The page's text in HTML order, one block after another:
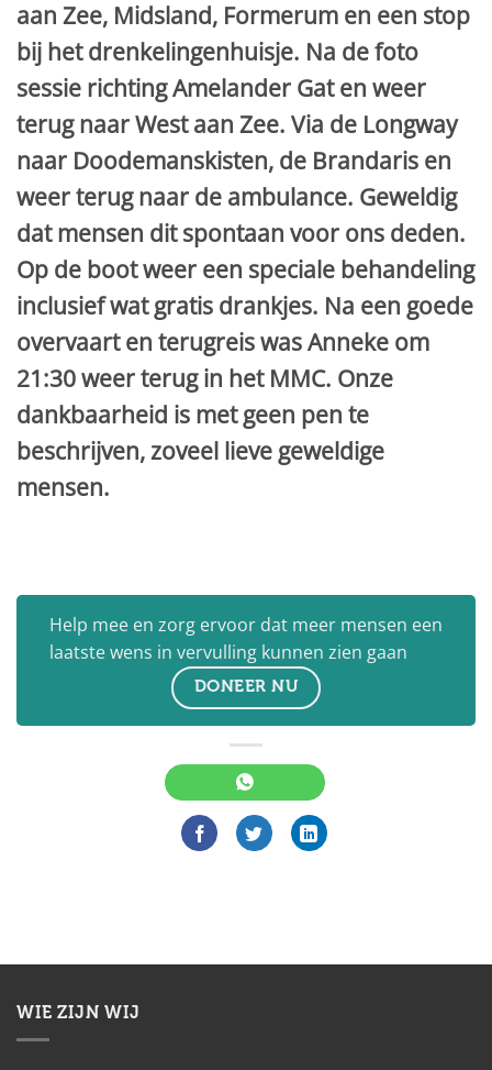
aan Zee, Midsland, Formerum en een stop
bij het drenkelingenhuisje. Na de foto
sessie richting Amelander Gat en weer
terug naar West aan Zee. Via de Longway
naar Doodemanskisten, de Brandaris en
weer terug naar de ambulance. Geweldig
dat mensen dit spontaan voor ons deden.
Op de boot weer een speciale behandeling
inclusief wat gratis drankjes. Na een goede
overvaart en terugreis was Anneke om
21:30 weer terug in het MMC. Onze
dankbaarheid is met geen pen te
beschrijven, zoveel lieve geweldige
mensen.
Help mee en zorg ervoor dat meer mensen een
laatste wens in vervulling kunnen zien gaan
DONEER NU
WIE ZIJN WIJ